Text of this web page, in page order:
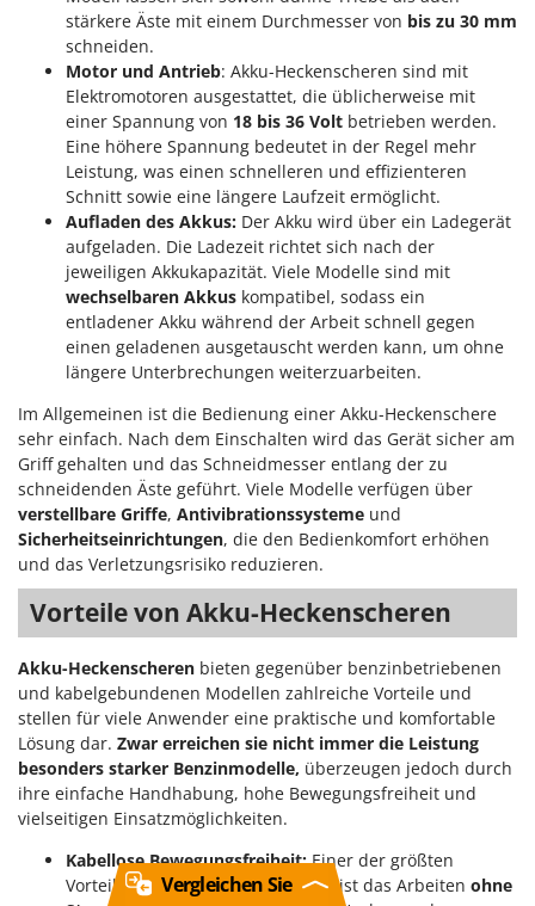
stärkere Äste mit einem Durchmesser von bis zu 30 mm
schneiden.
Motor und Antrieb: Akku-Heckenscheren sind mit
Elektromotoren ausgestattet, die üblicherweise mit
einer Spannung von 18 bis 36 Volt betrieben werden.
Eine höhere Spannung bedeutet in der Regel mehr
Leistung, was einen schnelleren und effizienteren
Schnitt sowie eine längere Laufzeit ermöglicht.
Aufladen des Akkus: Der Akku wird über ein Ladegerät
aufgeladen. Die Ladezeit richtet sich nach der
jeweiligen Akkukapazität. Viele Modelle sind mit
wechselbaren Akkus kompatibel, sodass ein
entladener Akku während der Arbeit schnell gegen
einen geladenen ausgetauscht werden kann, um ohne
längere Unterbrechungen weiterzuarbeiten.
Im Allgemeinen ist die Bedienung einer Akku-Heckenschere
sehr einfach. Nach dem Einschalten wird das Gerät sicher am
Griff gehalten und das Schneidmesser entlang der zu
schneidenden Äste geführt. Viele Modelle verfügen über
verstellbare Griffe, Antivibrationssysteme und
Sicherheitseinrichtungen, die den Bedienkomfort erhöhen
und das Verletzungsrisiko reduzieren.
Vorteile von Akku-Heckenscheren
Akku-Heckenscheren bieten gegenüber benzinbetriebenen
und kabelgebundenen Modellen zahlreiche Vorteile und
stellen für viele Anwender eine praktische und komfortable
Lösung dar. Zwar erreichen sie nicht immer die Leistung
besonders starker Benzinmodelle, überzeugen jedoch durch
ihre einfache Handhabung, hohe Bewegungsfreiheit und
vielseitigen Einsatzmöglichkeiten.
Kabellose Bewegungsfreiheit:Einer der größten
Vorteile einer Akku-Heckenschere ist das Arbeiten ohne
Vergleichen Sie